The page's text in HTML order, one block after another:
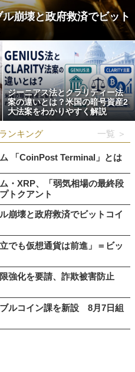
崩壊と政府救済でビット
ジーニアス法とクラリティー法
案の違いとは？米国の暗号資産2
大法案をわかりやすく解説
ンキング 一覧 ＞
「CoinPost Terminal」とは
・XRP、「弱気相場の最終段
トクアント
崩壊と政府救済でビットコイ
でも仮想通貨は前進」＝ビッ
強化を要請、詐欺被害防止
ルコイン課を新設 8月7日組